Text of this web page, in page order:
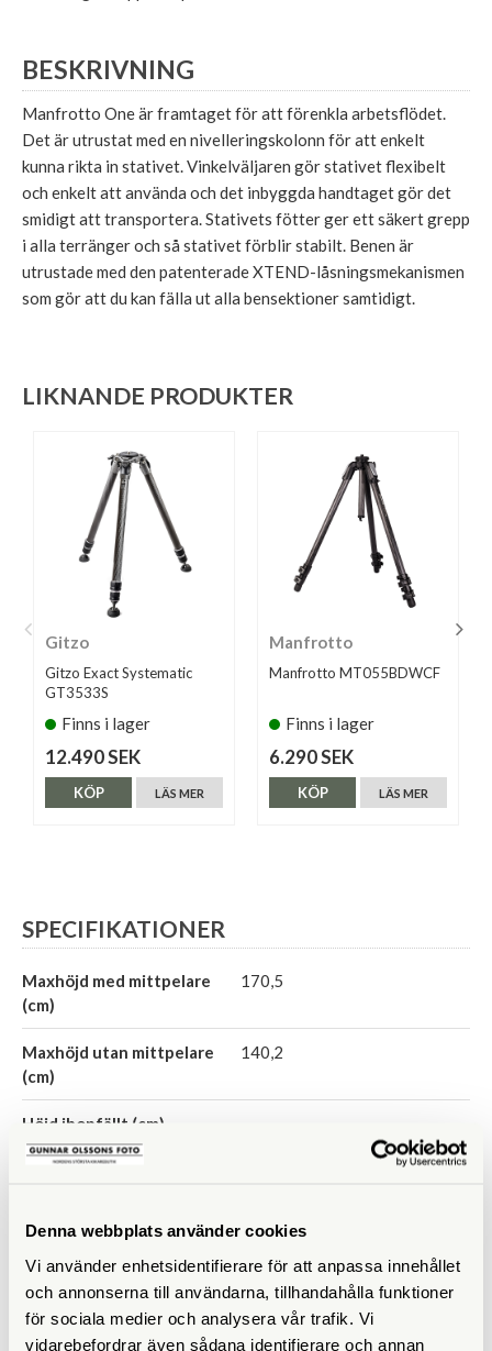
Denna webbplats använder cookies
Vi använder enhetsidentifierare för att anpassa innehållet
och annonserna till användarna, tillhandahålla funktioner
för sociala medier och analysera vår trafik. Vi
vidarebefordrar även sådana identifierare och annan
BESKRIVNING
Manfrotto One är framtaget för att förenkla arbetsflödet.
Det är utrustat med en nivelleringskolonn för att enkelt
kunna rikta in stativet. Vinkelväljaren gör stativet flexibelt
och enkelt att använda och det inbyggda handtaget gör det
smidigt att transportera. Stativets fötter ger ett säkert grepp
i alla terränger och så stativet förblir stabilt. Benen är
utrustade med den patenterade XTEND-låsningsmekanismen
som gör att du kan fälla ut alla bensektioner samtidigt.
LIKNANDE PRODUKTER
Gitzo
Gitzo Exact Systematic
GT3533S
Finns i lager
12.490 SEK
LÄS MER
KÖP
Manfrotto
Manfrotto MT055BDWCF
Finns i lager
6.290 SEK
LÄS MER
KÖP
SPECIFIKATIONER
Maxhöjd med mittpelare
(cm)
170,5
Maxhöjd utan mittpelare
(cm)
140,2
Höjd ihopfällt (cm)
Maxbelastning (kg)
Bensektioner 3 st
Vikt (g) 3229